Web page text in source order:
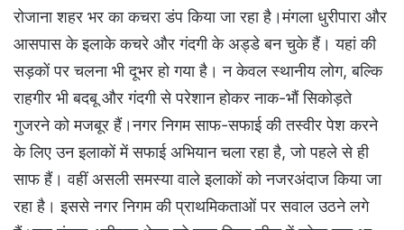
रोजाना शहर भर का कचरा डंप किया जा रहा है।मंगला धुरीपारा और
आसपास के इलाके कचरे और गंदगी के अड्डे बन चुके हैं। यहां की
सड़कों पर चलना भी दूभर हो गया है। न केवल स्थानीय लोग, बल्कि
राहगीर भी बदबू और गंदगी से परेशान होकर नाक-भौं सिकोड़ते
गुजरने को मजबूर हैं।नगर निगम साफ-सफाई की तस्वीर पेश करने
के लिए उन इलाकों में सफाई अभियान चला रहा है, जो पहले से ही
साफ हैं। वहीं असली समस्या वाले इलाकों को नजरअंदाज किया जा
रहा है। इससे नगर निगम की प्राथमिकताओं पर सवाल उठने लगे